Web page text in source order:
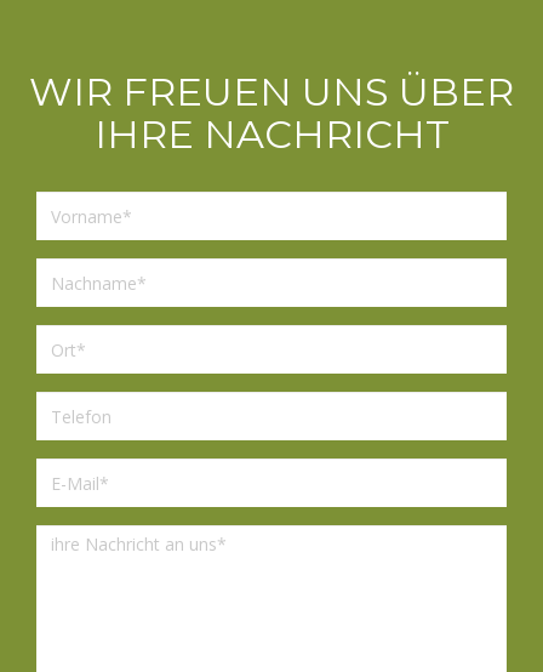
WIR FREUEN UNS ÜBER
IHRE NACHRICHT